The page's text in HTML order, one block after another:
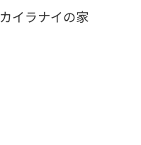
イラナイの家